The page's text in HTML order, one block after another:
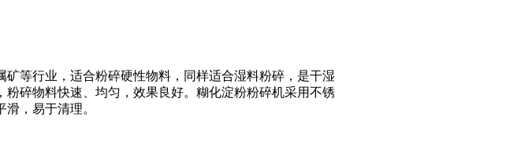
等行业，适合粉碎硬性物料，同样适合湿料粉碎，是干湿
碎物料快速、均匀，效果良好。糊化淀粉粉碎机采用不锈
，易于清理。